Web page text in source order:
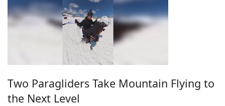
Two Paragliders Take Mountain Flying to
the Next Level